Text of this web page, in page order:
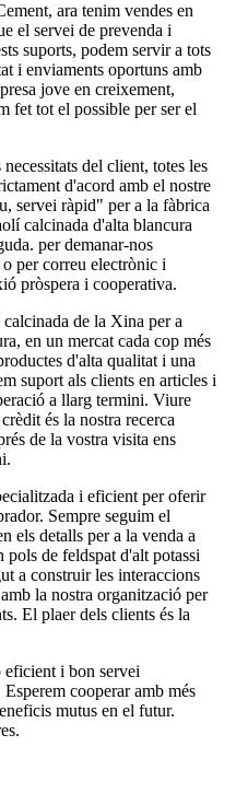
ara tenim vendes en
el servei de prevenda i
suports, podem servir a tots
i enviaments oportuns amb
jove en creixement,
fet tot el possible per ser el
del client, totes les
d'acord amb el nostre
servei ràpid" per a la fàbrica
calcinada d'alta blancura
per demanar-nos
per correu electrònic i
pròspera i cooperativa.
de la Xina per a
en un mercat cada cop més
d'alta qualitat i una
suport als clients en articles i
a llarg termini. Viure
és la nostra recerca
de la vostra visita ens
i eficient per oferir
Sempre seguim el
els detalls per a la venda a
de feldspat d'alt potassi
a construir les interaccions
la nostra organització per
El plaer dels clients és la
i bon servei
cooperar amb més
mutus en el futur.